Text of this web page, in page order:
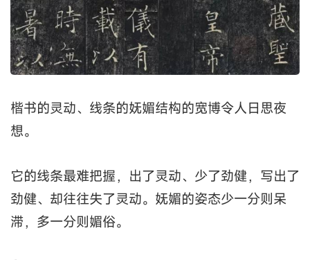
楷书的灵动、线条的妩媚结构的宽博令人日思夜
想。
它的线条最难把握，出了灵动、少了劲健，写出了
劲健、却往往失了灵动。妩媚的姿态少一分则呆
滞，多一分则媚俗。